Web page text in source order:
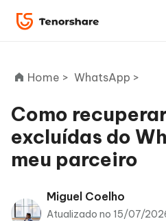
ReiBoot
for iOS
PDNob
PDF
Novo
Home > WhatsApp >
Como
excluídas do
meu parceiro
Miguel Coelho
Atualizado no 15/07/